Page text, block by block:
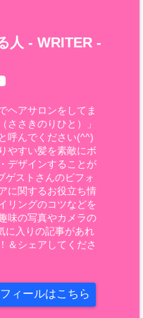
人 - WRITER -
ヘアサロンをしてま
ささきのりひと）」
呼んでください(^^)
やすい髪を素敵にボ
デザインすることが
ゲストさんのビフォ
に関するお役立ち情
リングのコツなどを
味の写真やカメラの
に入りの記事があれ
＆シェアしてくださ
ィールはこちら